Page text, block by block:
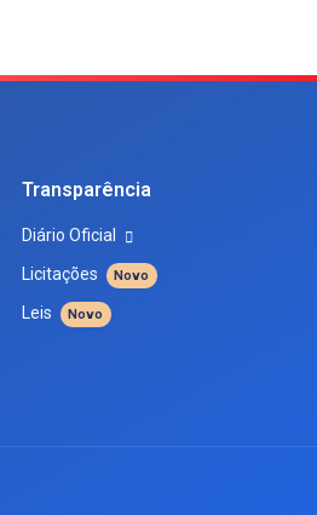
Transparência
Diário Oficial
Licitações
Novo
Leis Novo